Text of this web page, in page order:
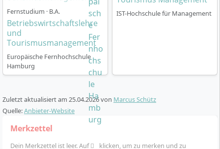
Monate Unternehmen pro Semester
Praxisphasen: Praktikum oder IHK-Ausbildung im
Bereich Tourismus und Eventmanagement
Verpflichtendes Auslandssemester im vierten
Semester an einer europäischen
Partnerhochschule
Praxisnahe Vermittlung durch Workshops,
Exkursionen und Projekte
Unterrichtssprache ist überwiegend Deutsch,
einzelne Module werden auf Englisch angeboten
Durch diese enge Verzahnung von Theorie und Praxis
sammelst du umfassende Berufserfahrungund bist
Fernstudium · B.A.
Betriebswirtschaftslehre
und
Tourismusmanagement
Europäische Fernhochschule
Hamburg
IST-Hochschule für Management
Zuletzt aktualisiert am 25.04.2026von Marcus Schütz
Quelle:Anbieter-Website
Merkzettel
Dein Merkzettel ist leer. Auf
klicken, um zu merken und zu